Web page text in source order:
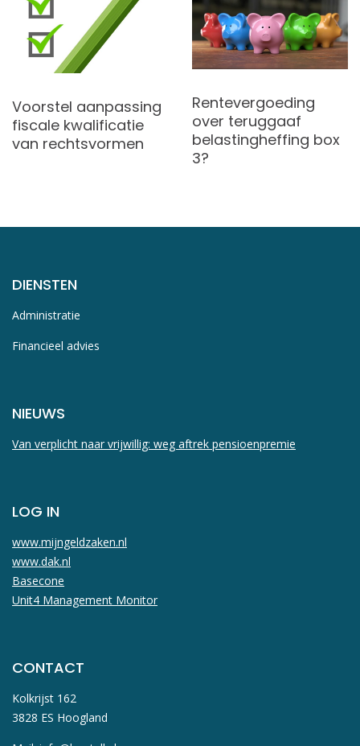
Voorstel aanpassing
fiscale kwalificatie
van rechtsvormen
Rentevergoeding
over teruggaaf
belastingheffing box
3?
DIENSTEN
Administratie
Financieel advies
NIEUWS
Van verplicht naar vrijwillig: weg aftrek pensioenpremie
LOG IN
www.mijngeldzaken.nl
www.dak.nl
Basecone
Unit4 Management Monitor
CONTACT
Kolkrijst 162
3828 ES Hoogland